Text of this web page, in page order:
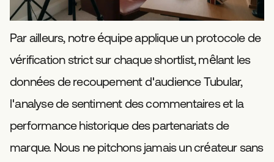
Par ailleurs, notre équipe applique un protocole de
vérification strict sur chaque shortlist, mêlant les
données de recoupement d'audience Tubular,
l'analyse de sentiment des commentaires et la
performance historique des partenariats de
marque. Nous ne pitchons jamais un créateur sans